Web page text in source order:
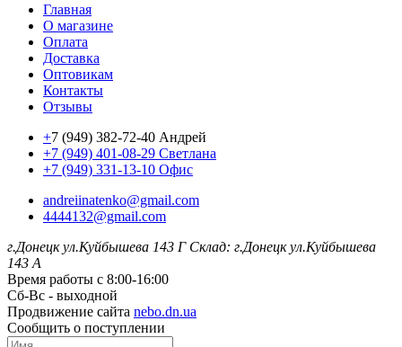
Главная
О магазине
Оплата
Доставка
Оптовикам
Контакты
Отзывы
+7 (949) 382-72-40 Андрей
+7 (949) 401-08-29 Светлана
+7 (949) 331-13-10 Офис
andreiinatenko@gmail.com
4444132@gmail.com
г.Донецк ул.Куйбышева 143 Г Склад: г.Донецк ул.Куйбышева
143 А
Время работы с 8:00-16:00
Сб-Вс - выходной
Продвижение сайта nebo.dn.ua
Сообщить о поступлении